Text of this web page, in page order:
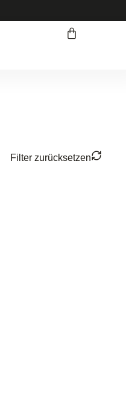
Filter zurücksetzen